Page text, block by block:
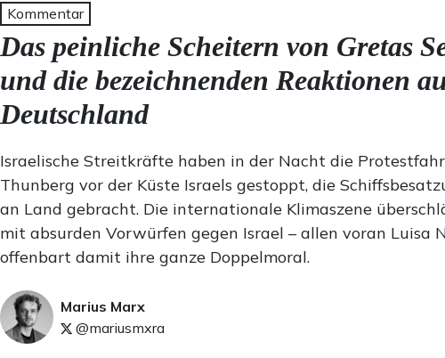
Kommentar
Das peinliche Scheitern von Gretas
und die bezeichnenden Reaktionen
Deutschland
Israelische Streitkräfte haben in der Nacht die
Thunberg vor der Küste Israels gestoppt, die
an Land gebracht. Die internationale Klimaszene
mit absurden Vorwürfen gegen Israel – allen voran Luisa
offenbart damit ihre ganze Doppelmoral.
Marius Marx
@mariusmxra